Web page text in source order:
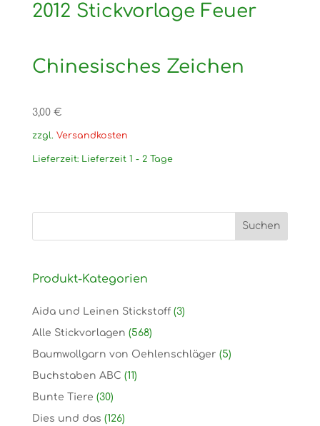
2012 Stickvorlage Feuer
Chinesisches Zeichen
3,00 €
zzgl. Versandkosten
Lieferzeit: Lieferzeit 1 - 2 Tage
Produkt-Kategorien
Aida und Leinen Stickstoff (3)
Alle Stickvorlagen (568)
Baumwollgarn von Oehlenschläger (5)
Buchstaben ABC (11)
Bunte Tiere (30)
Dies und das (126)